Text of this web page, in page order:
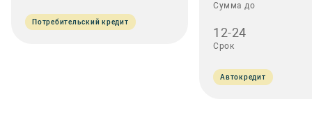
Потребительский кредит
Сумма до
12-24
Срок
Автокредит